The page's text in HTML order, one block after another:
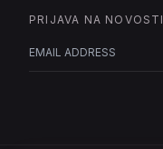
PRIJAVA NA NOVOSTI